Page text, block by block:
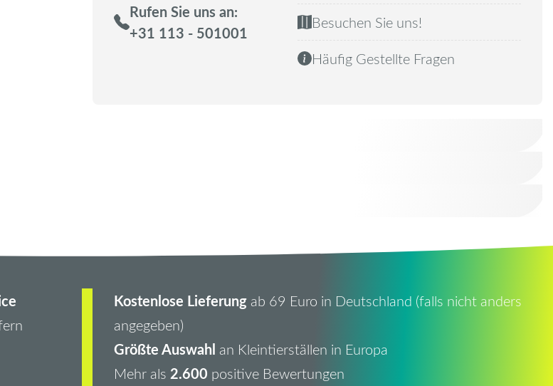
Rufen Sie uns an:
+31 113 - 501001
Besuchen Sie uns!
Häufig Gestellte Fragen
Kostenlose Lieferungab 69 Euro in Deutschland (falls nicht anders
angegeben)
Größte Auswahl an Kleintierställen in Europa
Mehr als 2.600 positive Bewertungen